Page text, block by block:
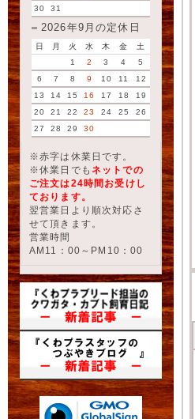
30
31
2026年9月の定休日
日 月 火 水 木 金
土
1
2 3 4
5
6
7 8 9 10 11
12
13
14 15 16 17 18
19
20
21 22 23 24 25
26
27
28 29 30
※赤字は休業日です。
※休業日でも ネットでの
ご注文は24時間お受けし
ております。
翌営業日より順次対応さ
せて頂きます。
営業時間
AM11：00～PM10：00